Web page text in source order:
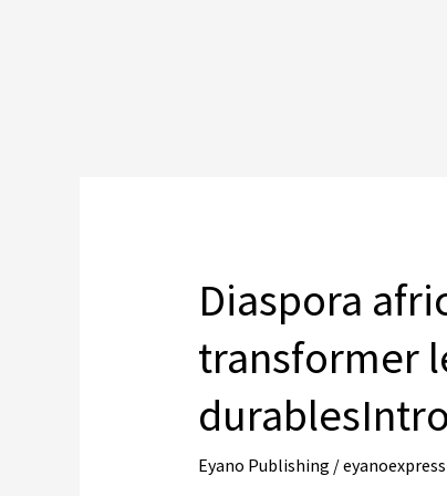
Diaspora
transformer
Eyano Publishing /eyanoexpress